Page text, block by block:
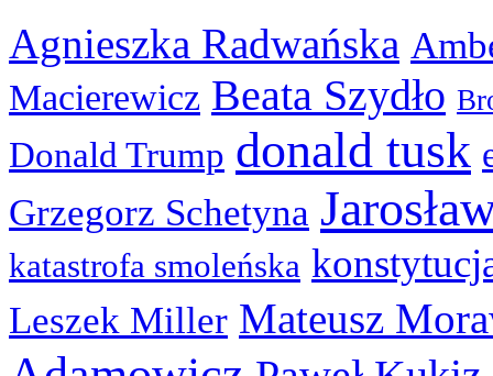
Agnieszka Radwańska
Macierewicz Beata Szydło
Donald Trump donald tusk
Grzegorz Schetyna
katastrofa smoleńska
Leszek Miller Mateusz